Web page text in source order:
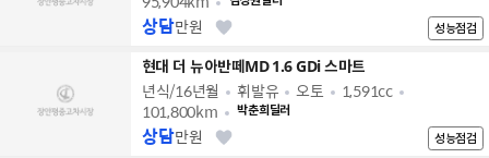
성능점검
상담만원
현대 더 뉴아반떼MD 1.6 GDi 스마트
년식/16년월 휘발유 오토
1,591cc
101,800km
박춘희딜러
성능점검
상담만원